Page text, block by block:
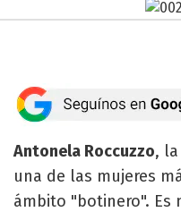
Antonela Roccuzzo,
una de las mujeres
ámbito "botinero". Es